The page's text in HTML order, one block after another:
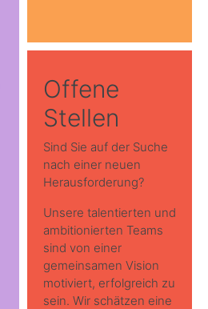
Offene
Stellen
Sind Sie auf der Suche
nach einer neuen
Herausforderung?
Unsere talentierten und
ambitionierten Teams
sind von einer
gemeinsamen Vision
motiviert, erfolgreich zu
sein. Wir schätzen eine